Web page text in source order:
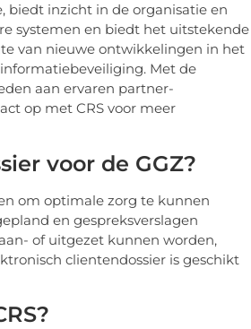
biedt inzicht in de organisatie en
systemen en biedt het uitstekende
van nieuwe ontwikkelingen in het
Met de
aan ervaren partner-
op met CRS voor meer
voor de GGZ?
om optimale zorg te kunnen
en gespreksverslagen
of uitgezet kunnen worden,
clientendossier is geschikt